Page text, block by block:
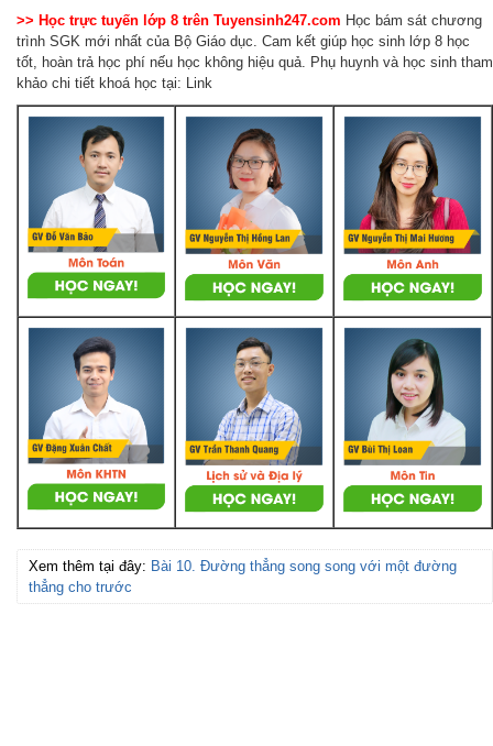
>> Học trực tuyến lớp 8 trên Tuyensinh247.com Học bám sát chương
trình SGK mới nhất của Bộ Giáo dục. Cam kết giúp học sinh lớp 8 học
tốt, hoàn trả học phí nếu học không hiệu quả. Phụ huynh và học sinh tham
khảo chi tiết khoá học tại: Link
Xem thêm tại đây: Bài 10. Đường thẳng song song với một đường
thẳng cho trước